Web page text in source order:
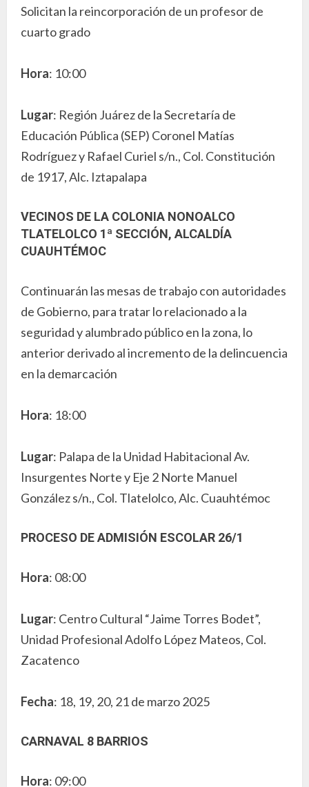
Solicitan la reincorporación de un profesor de
cuarto grado
Hora: 10:00
Lugar: Región Juárez de la Secretaría de
Educación Pública (SEP) Coronel Matías
Rodríguez y Rafael Curiel s/n., Col. Constitución
de 1917, Alc. Iztapalapa
VECINOS DE LA COLONIA NONOALCO
TLATELOLCO 1ª SECCIÓN, ALCALDÍA
CUAUHTÉMOC
Continuarán las mesas de trabajo con autoridades
de Gobierno, para tratar lo relacionado a la
seguridad y alumbrado público en la zona, lo
anterior derivado al incremento de la delincuencia
en la demarcación
Hora: 18:00
Lugar: Palapa de la Unidad Habitacional Av.
Insurgentes Norte y Eje 2 Norte Manuel
González s/n., Col. Tlatelolco, Alc. Cuauhtémoc
PROCESO DE ADMISIÓN ESCOLAR 26/1
Hora: 08:00
Lugar: Centro Cultural “Jaime Torres Bodet”,
Unidad Profesional Adolfo López Mateos, Col.
Zacatenco
Fecha: 18, 19, 20, 21 de marzo 2025
CARNAVAL 8 BARRIOS
Hora: 09:00